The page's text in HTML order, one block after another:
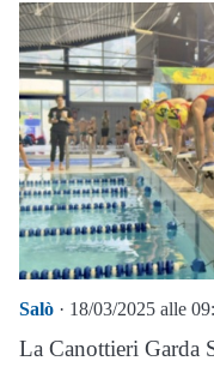
Salò · 18/03/2025 alle
La Canottieri Garda